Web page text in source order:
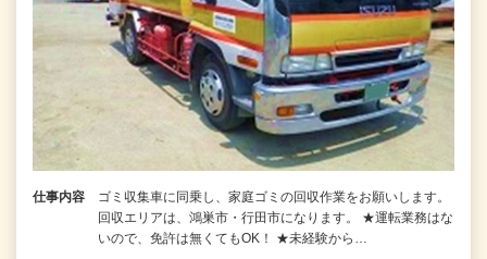
仕事内容
ゴミ収集車に同乗し、家庭ゴミの回収作業をお願いします。
回収エリアは、鴻巣市・行田市になります。 ★運転業務はな
いので、免許は無くてもOK！ ★未経験から…